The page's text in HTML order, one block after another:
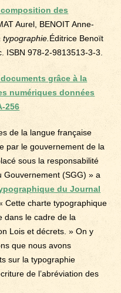
des
Aurel, BENOIT Anne-
Éditrice Benoït
ISBN 978-2-9813513-3-3.
grâce à la
numériques données
256
de la langue française
par le gouvernement de la
sous la responsabilité
Gouvernement (SGG) » a
du Journal
Cette charte typographique
dans le cadre de la
Lois et décrets. » On y
que nous avons
sur la typographie
de l’abréviation des